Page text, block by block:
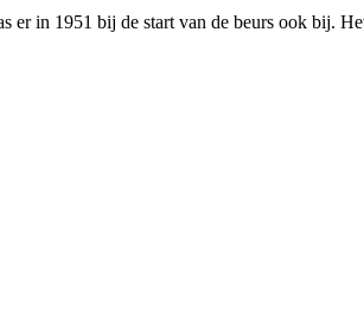
er in 1951 bij de start van de beurs ook bij.